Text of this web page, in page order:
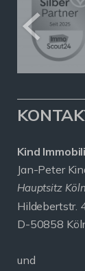
Kind
Jan-Peter
Hauptsitz Köln
Hildebertstr.
D-50858
und